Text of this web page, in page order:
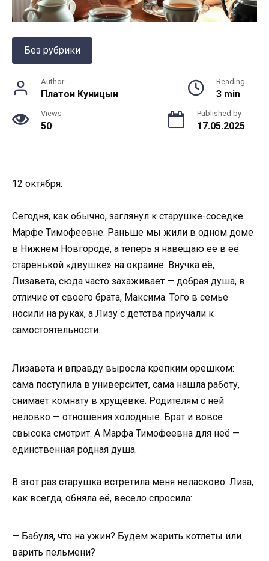
Без рубрики
Author
Платон Куницын
Reading
3 min
Views
50
Published by
17.05.2025
12 октября.
Сегодня, как обычно, заглянул к старушке-соседке
Марфе Тимофеевне. Раньше мы жили в одном доме
в Нижнем Новгороде, а теперь я навещаю её в её
старенькой «двушке» на окраине. Внучка её,
Лизавета, сюда часто захаживает — добрая душа, в
отличие от своего брата, Максима. Того в семье
носили на руках, а Лизу с детства приучали к
самостоятельности.
Лизавета и вправду выросла крепким орешком:
сама поступила в университет, сама нашла работу,
снимает комнату в хрущёвке. Родителям с ней
неловко — отношения холодные. Брат и вовсе
свысока смотрит. А Марфа Тимофеевна для неё —
единственная родная душа.
В этот раз старушка встретила меня неласково. Лиза,
как всегда, обняла её, весело спросила:
— Бабуля, что на ужин? Будем жарить котлеты или
варить пельмени?